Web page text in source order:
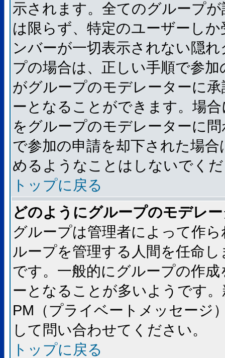
示されます。全てのグループ
は限らず、特定のユーザーし
ンバーが一切表示されない隠
プの場合は、正しい手順で参
がグループのモデレーターに
ーとなることができます。場
をグループのモデレーターに
で参加の申請を却下された場
めるようなことはしないでく
トップに戻る
どのようにグループのモデレ
グループは管理者によって作
ループを管理する人間を任命
です。一般的にグループの作
ーとなることが多いようです
PM（プライベートメッセージ
して問い合わせてください。
トップに戻る